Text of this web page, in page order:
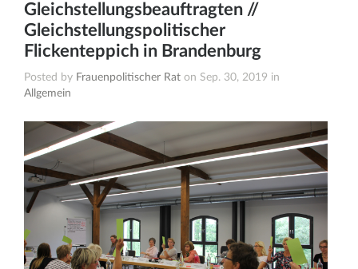
Gleichstellungsbeauftragten //
Gleichstellungspolitischer
Flickenteppich in Brandenburg
Posted by Frauenpolitischer Rat on Sep. 30, 2019 in
Allgemein